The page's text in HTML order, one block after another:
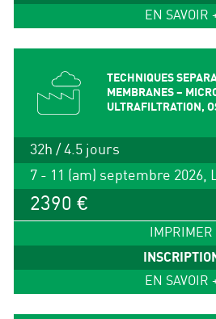
EN SAVOIR
TECHNIQUES
MEMBRANES –
ULTRAFILTRATION,
32h / 4.5 jours
7 - 11 (am) septembre 2026,
2390 €
IMPRIMER
EN SAVOIR